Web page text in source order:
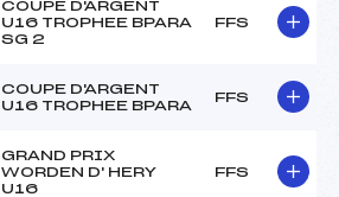
COUPE D'ARGENT
U16 TROPHEE BPARA
SG 2
FFS
COUPE D'ARGENT
U16 TROPHEE BPARA
FFS
GRAND PRIX
WORDEN D' HERY
U16
FFS